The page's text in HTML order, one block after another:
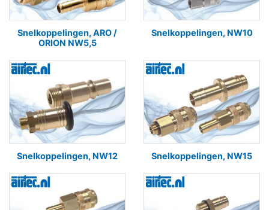
Snelkoppelingen, ARO /
ORION NW5,5
Snelkoppelingen, NW10
Snelkoppelingen, NW12 Snelkoppelingen, NW15